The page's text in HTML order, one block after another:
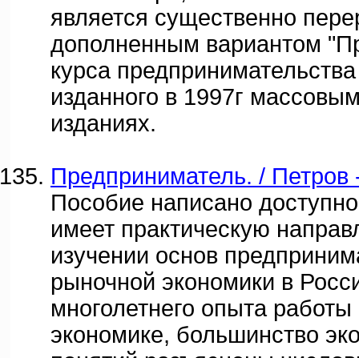
является существенно
дополненным вариантом
курса
изданного в 1997г
изданиях.
Предприниматель. /
Пособие написано
имеет практическую
изучении основ
рыночной экономики в
многолетнего опыта работы
экономике, большинство